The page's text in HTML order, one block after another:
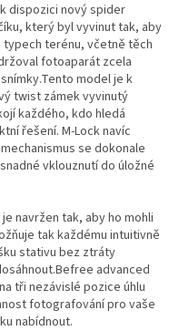
dispozici nový spider
který byl vyvinut tak, aby
typech terénu, včetně těch
fotoaparát zcela
model je k
twist zámek vyvinutý
každého, kdo hledá
řešení. M-Lock navíc
se dokonale
vklouznutí do úložné
navržen tak, aby ho mohli
tak každému intuitivně
stativu bez ztráty
advanced
tři nezávislé pozice úhlu
fotografování pro vaše
nabídnout.